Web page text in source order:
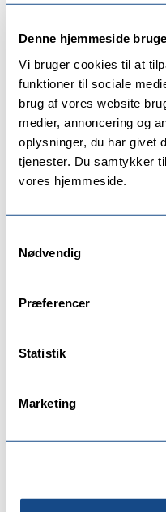
Denne hjemmeside
Vi bruger cookies til at
funktioner til sociale
brug af vores website
medier, annoncering og
oplysninger, du har givet
tjenester. Du samtykker
vores hjemmeside.
Nødvendig
Præferencer
Statistik
Marketing